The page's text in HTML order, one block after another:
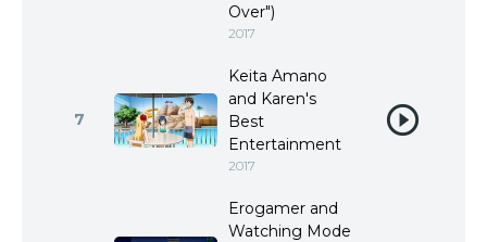
Over")
2017
7
Keita Amano
and Karen's
Best
Entertainment
2017
Erogamer and
Watching Mode